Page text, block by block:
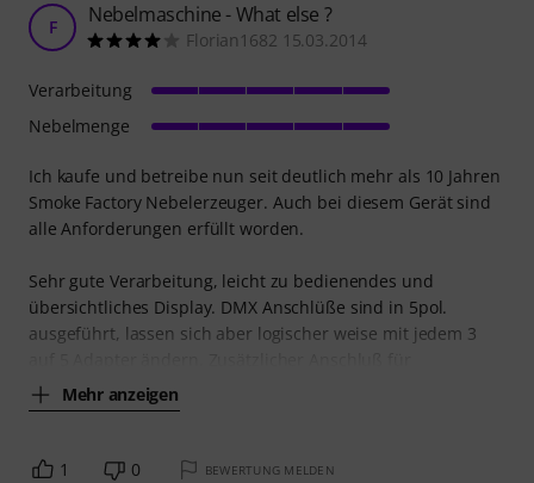
F Nebelmaschine - What else ?
Florian1682 15.03.2014
Ich kaufe und betreibe nun seit deutlich mehr als 10 Jahren
Smoke Factory Nebelerzeuger. Auch bei diesem Gerät sind
alle Anforderungen erfüllt worden.
Sehr gute Verarbeitung, leicht zu bedienendes und
übersichtliches Display. DMX Anschlüße sind in 5pol.
ausgeführt, lassen sich aber logischer weise mit jedem 3
Mehr anzeigen
Verarbeitung
Nebelmenge
1 0 BEWERTUNG MELDEN